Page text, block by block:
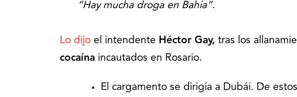
“Hay mucha droga en Bahía”.
Lo dijo el intendente Héctor Gay, tras los
cocaína incautados en Rosario.
El cargamento se dirigía a Dubái. De